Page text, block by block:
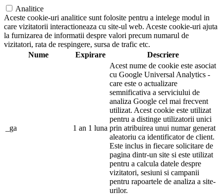
Analitice
Aceste cookie-uri analitice sunt folosite pentru a intelege modul in
care vizitatorii interactioneaza cu site-ul web. Aceste cookie-uri ajuta
la furnizarea de informatii despre valori precum numarul de
vizitatori, rata de respingere, sursa de trafic etc.
Nume
Expirare Descriere
_ga 1 an 1 luna
Acest nume de cookie este asociat
cu Google Universal Analytics -
care este o actualizare
semnificativa a serviciului de
analiza Google cel mai frecvent
utilizat. Acest cookie este utilizat
pentru a distinge utilizatorii unici
prin atribuirea unui numar generat
aleatoriu ca identificator de client.
Este inclus in fiecare solicitare de
pagina dintr-un site si este utilizat
pentru a calcula datele despre
vizitatori, sesiuni si campanii
pentru rapoartele de analiza a site-
urilor.